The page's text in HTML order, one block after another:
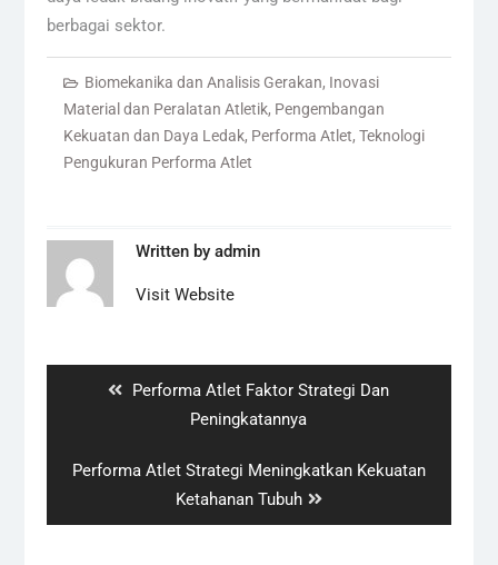
berbagai sektor.
Biomekanika dan Analisis Gerakan, Inovasi
Material dan Peralatan Atletik, Pengembangan
Kekuatan dan Daya Ledak, Performa Atlet, Teknologi
Pengukuran Performa Atlet
Written by admin
Visit Website
Previous
Performa Atlet Faktor Strategi Dan
Peningkatannya
Next
Performa Atlet Strategi Meningkatkan Kekuatan
Ketahanan Tubuh